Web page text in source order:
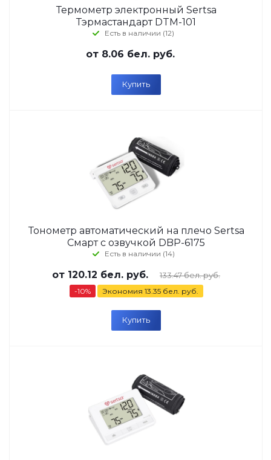
Термометр электронный Sertsa
Тэрмастандарт DTM-101
Есть в наличии (12)
от 8.06 бел. руб.
Купить
Тонометр автоматический на плечо Sertsa
Смарт с озвучкой DBP-6175
Есть в наличии (14)
от 120.12 бел. руб. 133.47 бел. руб.
-10% Экономия 13.35 бел. руб.
Купить